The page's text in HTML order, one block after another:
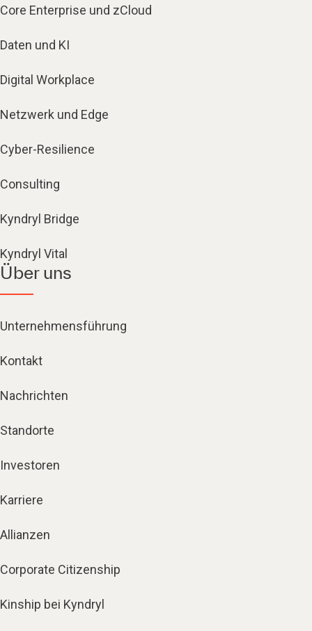
Core Enterprise und zCloud
Daten und KI
Digital Workplace
Netzwerk und Edge
Cyber-Resilience
Consulting
Kyndryl Bridge
Kyndryl Vital
Über uns
Unternehmensführung
Kontakt
Nachrichten
Standorte
Investoren
Karriere
Allianzen
Corporate Citizenship
Kinship bei Kyndryl